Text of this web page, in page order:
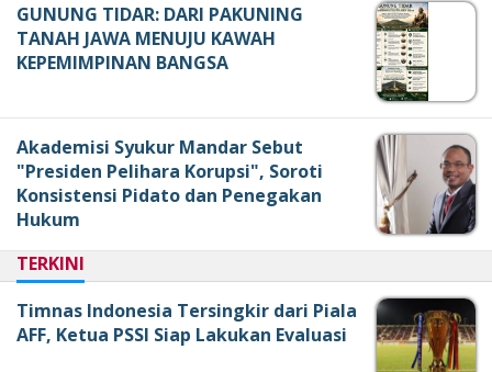
GUNUNG TIDAR: DARI PAKUNING
TANAH JAWA MENUJU KAWAH
KEPEMIMPINAN BANGSA
Akademisi Syukur Mandar Sebut
"Presiden Pelihara Korupsi", Soroti
Konsistensi Pidato dan Penegakan
Hukum
TERKINI
Timnas Indonesia Tersingkir dari Piala
AFF, Ketua PSSI Siap Lakukan Evaluasi